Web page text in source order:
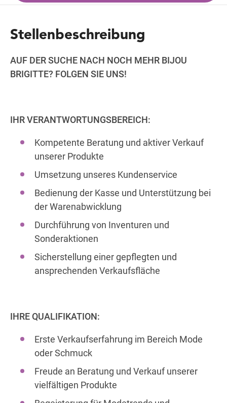
Wegbeschreibung
Stellenbeschreibung
AUF DER SUCHE NACH NOCH MEHR BIJOU
BRIGITTE? FOLGEN SIE UNS!
IHR VERANTWORTUNGSBEREICH:
Kompetente Beratung und aktiver Verkauf
unserer Produkte
Umsetzung unseres Kundenservice
Bedienung der Kasse und Unterstützung bei
der Warenabwicklung
Durchführung von Inventuren und
Sonderaktionen
Sicherstellung einer gepflegten und
ansprechenden Verkaufsfläche
IHRE QUALIFIKATION:
Erste Verkaufserfahrung im Bereich Mode
oder Schmuck
Freude an Beratung und Verkauf unserer
vielfältigen Produkte